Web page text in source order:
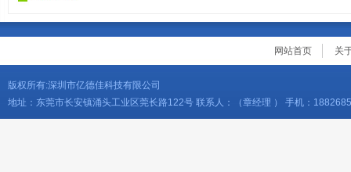
网站首页 关
版权所有:深圳市亿德佳科技有限公司
地址：东莞市长安镇涌头工业区莞长路122号 联系人：（章经理 ） 手机：